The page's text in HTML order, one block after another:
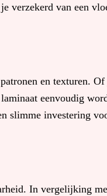
verzekerd van een
en texturen.
eenvoudig
slimme investering
In vergelijking